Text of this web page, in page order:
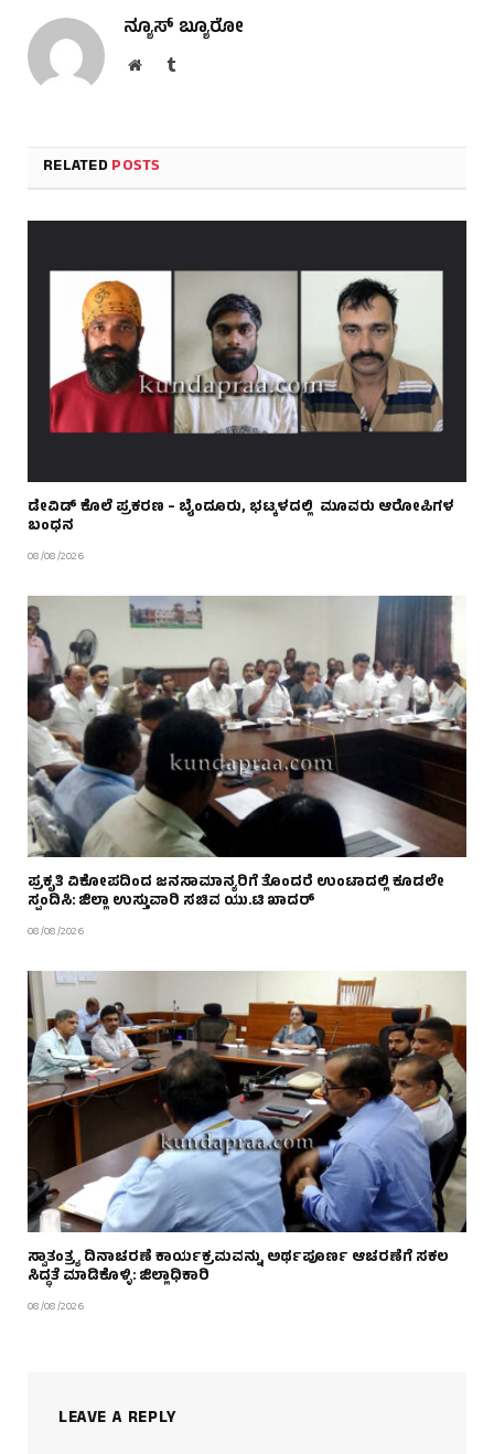
ನ್ಯೂಸ್ ಬ್ಯೂರೋ
WebsiteTumblr
RELATEDPOSTS
ಡೇವಿಡ್ ಕೊಲೆ ಪ್ರಕರಣ – ಬೈಂದೂರು, ಭಟ್ಕಳದಲ್ಲಿ ಮೂವರು ಆರೋಪಿಗಳ
ಬಂಧನ
08/08/2026
ಪ್ರಕೃತಿ ವಿಕೋಪದಿಂದ ಜನಸಾಮಾನ್ಯರಿಗೆ ತೊಂದರೆ ಉಂಟಾದಲ್ಲಿ ಕೂಡಲೇ
ಸ್ಪಂದಿಸಿ: ಜಿಲ್ಲಾ ಉಸ್ತುವಾರಿ ಸಚಿವ ಯು.ಟಿ ಖಾದರ್
08/08/2026
ಸ್ವಾತಂತ್ರ್ಯ ದಿನಾಚರಣೆ ಕಾರ್ಯಕ್ರಮವನ್ನು ಅರ್ಥಪೂರ್ಣ ಆಚರಣೆಗೆ ಸಕಲ
ಸಿದ್ಧತೆ ಮಾಡಿಕೊಳ್ಳಿ: ಜಿಲ್ಲಾಧಿಕಾರಿ
08/08/2026
LEAVE A REPLY